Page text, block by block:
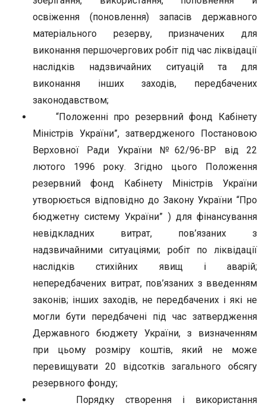
освіження (поновлення) запасів державного
матеріального резерву, призначених для
виконання першочергових робіт під час ліквідації
наслідків надзвичайних ситуацій та для
виконання інших заходів, передбачених
законодавством;
“Положенні про резервний фонд Кабінету
Міністрів України”, затвердженого Постановою
Верховної Ради України №62/96-ВР від 22
лютого 1996 року. Згідно цього Положення
резервний фонд Кабінету Міністрів України
утворюється відповідно до Закону України “Про
бюджетну систему України” ) для фінансування
невідкладних витрат, пов’язаних з
надзвичайними ситуаціями; робіт по ліквідації
наслідків стихійних явищ і аварій;
непередбачених витрат, пов’язаних з введенням
законів; інших заходів, не передбачених і які не
могли бути передбачені під час затвердження
Державного бюджету України, з визначенням
при цьому розміру коштів, який не може
перевищувати 20 відсотків загального обсягу
резервного фонду;
Порядку створення і використання